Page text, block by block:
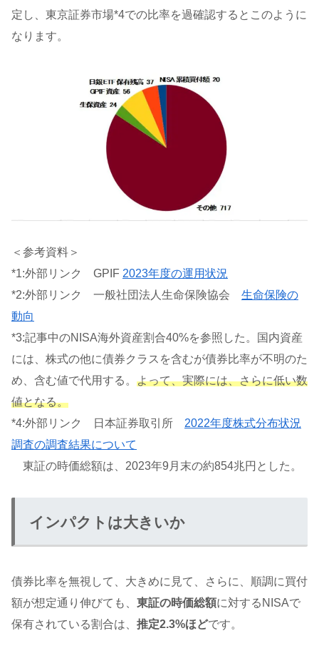
定し、東京証券市場*4での比率を過確認するとこのように
なります。
＜参考資料＞
*1:外部リンク GPIF 2023年度の運用状況
*2:外部リンク 一般社団法人生命保険協会 生命保険の
動向
*3:記事中のNISA海外資産割合40%を参照した。国内資産
には、株式の他に債券クラスを含むが債券比率が不明のた
め、含む値で代用する。 よって、実際には、さらに低い数
値となる。
*4:外部リンク 日本証券取引所 2022年度株式分布状況
調査の調査結果について
東証の時価総額は、2023年9月末の約854兆円とした。
インパクトは大きいか
債券比率を無視して、大きめに見て、さらに、順調に買付
額が想定通り伸びても、 東証の時価総額に対するNISAで
保有されている割合は、 推定2.3%ほどです。